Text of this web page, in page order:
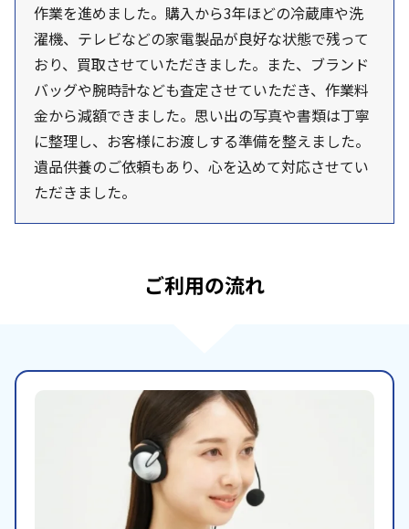
作業を進めました。購入から3年ほどの冷蔵庫や洗
濯機、テレビなどの家電製品が良好な状態で残って
おり、買取させていただきました。また、ブランド
バッグや腕時計なども査定させていただき、作業料
金から減額できました。思い出の写真や書類は丁寧
に整理し、お客様にお渡しする準備を整えました。
遺品供養のご依頼もあり、心を込めて対応させてい
ただきました。
ご利用の流れ